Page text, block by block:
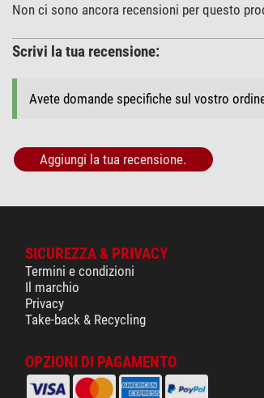
Non ci sono ancora recensioni per questo
Scrivi la tua recensione:
Avete domande specifiche sul vostro
Aggiungi la tua recensione.
SICUREZZA & PRIVACY
Termini e condizioni
Il marchio
Privacy
Take-back & Recycling
OPZIONI DI PAGAMENTO